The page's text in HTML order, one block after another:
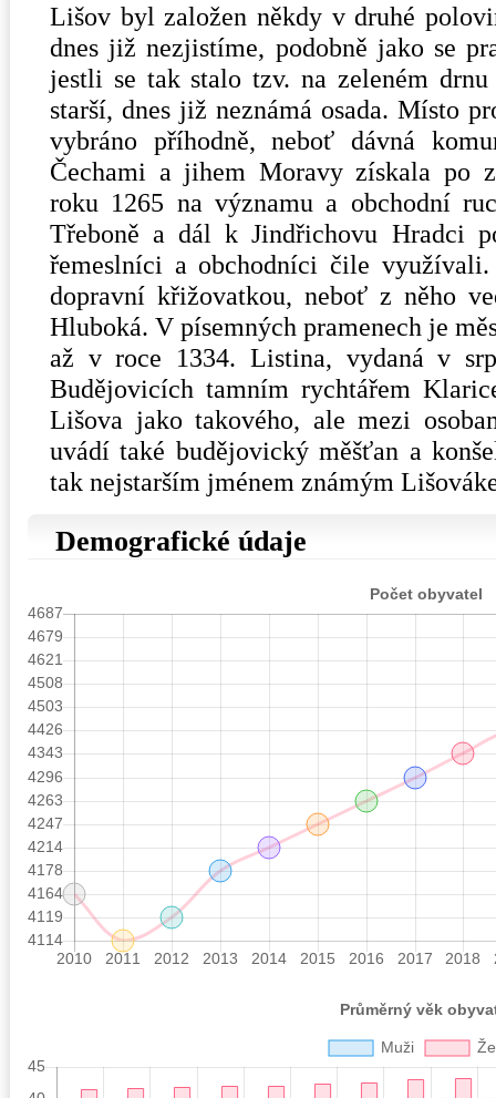
Lišov byl založen někdy v druhé
dnes již nezjistíme, podobně jako se
jestli se tak stalo tzv. na zeleném
starší, dnes již neznámá osada. Místo
vybráno příhodně, neboť dávná
Čechami a jihem Moravy získala po
roku 1265 na významu a obchodní
Třeboně a dál k Jindřichovu Hradci
řemeslníci a obchodníci čile
dopravní křižovatkou, neboť z něho
Hluboká. V písemných pramenech je
až v roce 1334. Listina, vydaná v
Budějovicích tamním rychtářem
Lišova jako takového, ale mezi
uvádí také budějovický měšťan a
tak nejstarším jménem známým
Demografické údaje